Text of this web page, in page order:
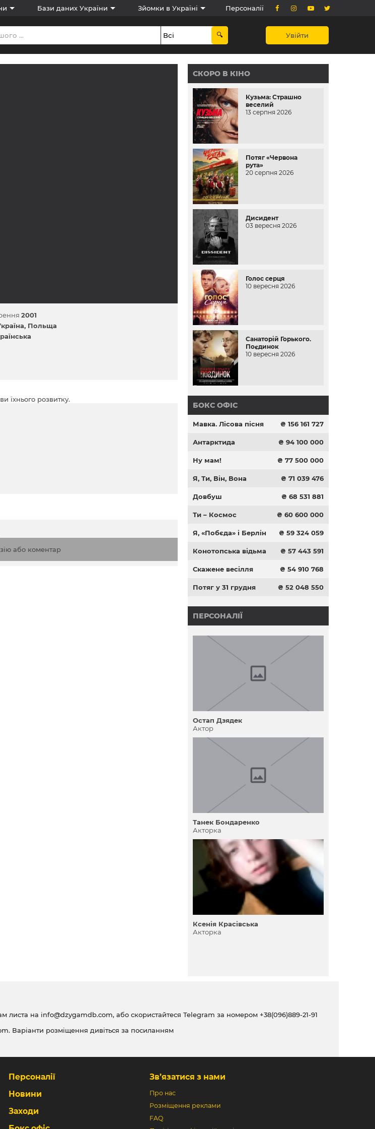
Бази даних України Зйомки в Україні Персоналії
Увійти
2001
Польща
їхнього розвитку.
або коментар
СКОРО В КІНО
Кузьма: Страшно
веселий
13 серпня 2026
Потяг «Червона
рута»
20 серпня 2026
Дисидент
03 вересня 2026
Голос серця
10 вересня 2026
Санаторій Горького.
Поєдинок
10 вересня 2026
БОКС ОФІС
Мавка. Лісова пісня ₴ 156 161 727
Антарктида ₴ 94 100 000
Ну мам! ₴ 77 500 000
Я, Ти, Він, Вона ₴ 71 039 476
Довбуш ₴ 68 531 881
Ти – Космос ₴ 60 600 000
Я, «Побєда» і Берлін ₴ 59 324 059
Конотопська відьма ₴ 57 443 591
Скажене весілля ₴ 54 910 768
Потяг у 31 грудня ₴ 52 048 550
ПЕРСОНАЛІЇ
Остап Дзядек
Актор
Танек Бондаренко
Акторка
Ксенія Красівська
Акторка
листа на info@dzygamdb.com, або скористайтеся Telegram за номером +38(096)889-21-91
. Варіанти розміщення дивіться за посиланням
Персоналії
Новини
Заходи
Зв’язатися з нами
Про нас
Розміщення реклами
FAQ